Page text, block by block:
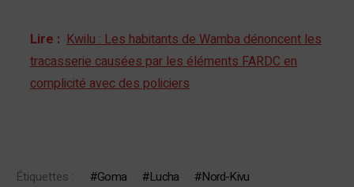
Lire : Kwilu : Les habitants de Wamba dénoncent les
tracasserie causées par les éléments FARDC en
complicité avec des policiers
Étiquettes : Goma Lucha Nord-Kivu